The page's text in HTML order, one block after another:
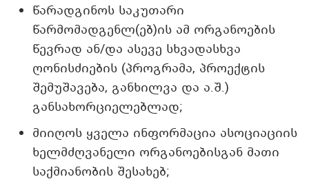
წარადგინოს საკუთარი
წარმომადგენლ(ებ)ის ამ ორგანოების
წევრად ან/და ასევე სხვადასხვა
ღონისძიების (პროგრამა, პროექტის
შემუშავება, განხილვა და ა.შ.)
განსახორციელებლად;
მიიღოს ყველა ინფორმაცია ასოციაციის
ხელმძღვანელი ორგანოებისგან მათი
საქმიანობის შესახებ;